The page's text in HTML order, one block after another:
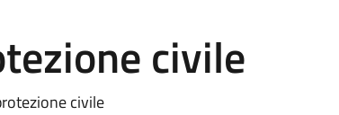
civile
civile